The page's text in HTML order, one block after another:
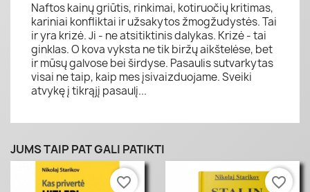
Naftos kainų griūtis, rinkimai, kotiruočių kritimas,
kariniai konfliktai ir užsakytos žmogžudystės. Tai
ir yra krizė. Ji - ne atsitiktinis dalykas. Krizė - tai
ginklas. O kova vyksta ne tik biržų aikštelėse, bet
ir mūsų galvose bei širdyse. Pasaulis sutvarkytas
visai ne taip, kaip mes įsivaizduojame. Sveiki
atvykę į tikrąjį pasaulį...
JUMS TAIP PAT GALI PATIKTI
favorite_border favorite_border